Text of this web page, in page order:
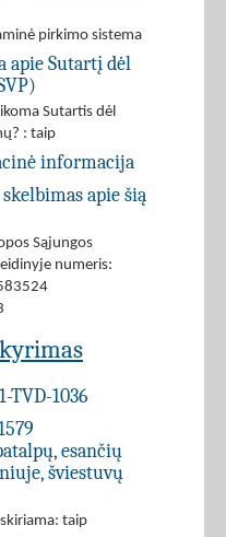
pirkimo sistema
apie Sutartį dėl
Sutartis dėl
: taip
informacija
apie šią
Sąjungos
numeris:
TVD-1036
esančių
šviestuvų
taip